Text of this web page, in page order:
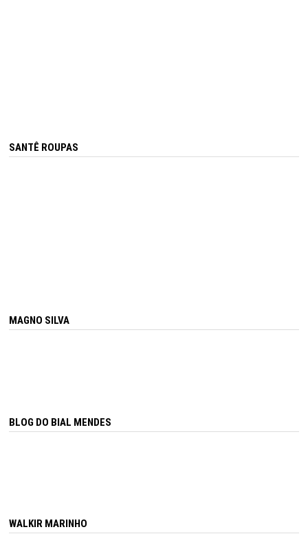
SANTÊ ROUPAS
MAGNO SILVA
BLOG DO BIAL MENDES
WALKIR MARINHO